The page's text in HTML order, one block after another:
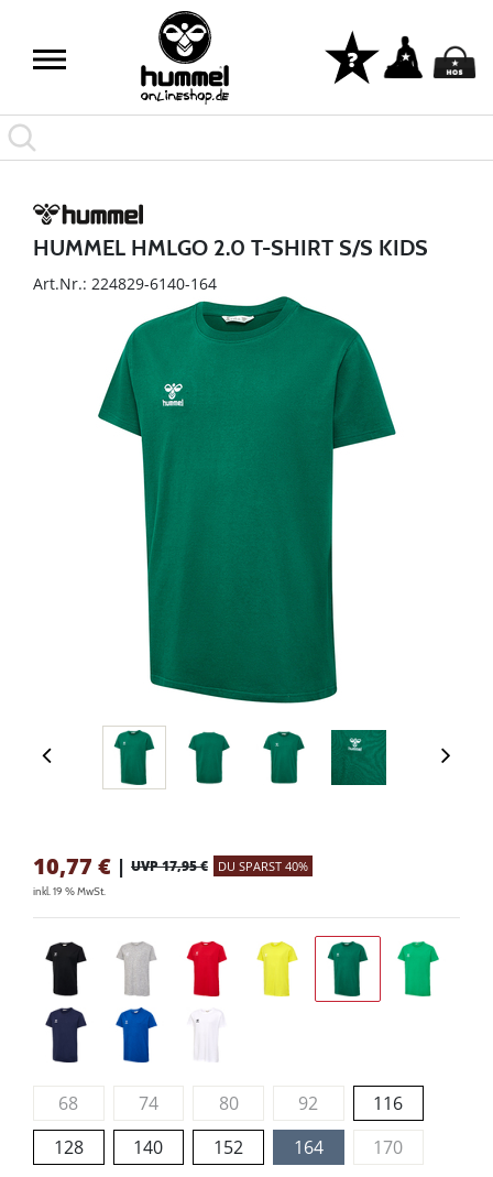
HUMMEL HMLGO 2.0 T-SHIRT S/S KIDS
Art.Nr.: 224829-6140-164
10,77 € | UVP 17,95 € DU SPARST 40%
inkl. 19 % MwSt.
68 74 80 92
116
128
140 152 164 170